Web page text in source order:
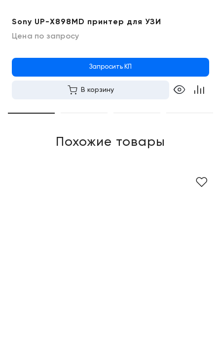
Sony UP-X898MD принтер для УЗИ
Цена по запросу
Запросить КП
В корзину
Похожие товары